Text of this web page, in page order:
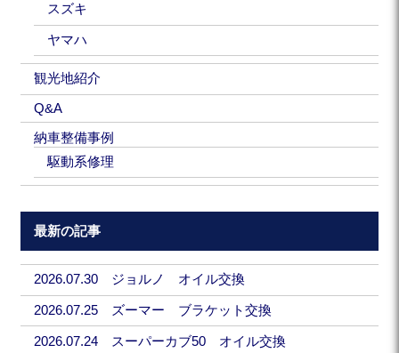
スズキ
ヤマハ
観光地紹介
Q&A
納車整備事例
駆動系修理
最新の記事
2026.07.30 ジョルノ オイル交換
2026.07.25 ズーマー ブラケット交換
2026.07.24 スーパーカブ50 オイル交換